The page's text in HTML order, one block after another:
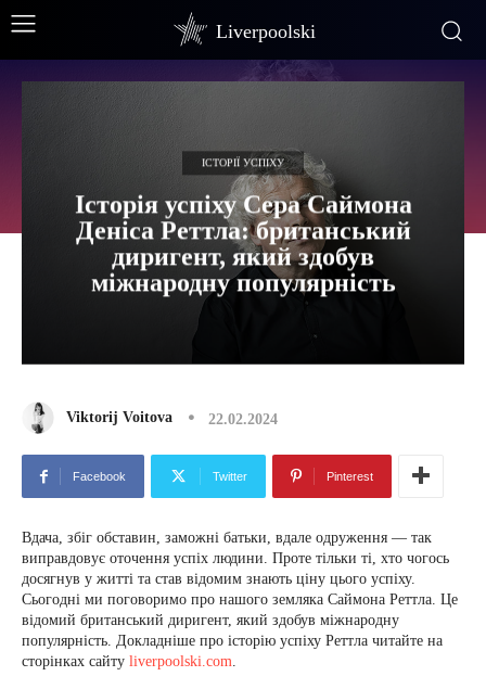
Liverpoolski
ІСТОРІЇ УСПІХУ
Історія успіху Сера Саймона
Деніса Реттла: британський
диригент, який здобув
міжнародну популярність
Viktorij Voitova 22.02.2024
Facebook Twitter Pinterest
Вдача, збіг обставин, заможні батьки, вдале одруження — так
виправдовує оточення успіх людини. Проте тільки ті, хто чогось
досягнув у житті та став відомим знають ціну цього успіху.
Сьогодні ми поговоримо про нашого земляка Саймона Реттла. Це
відомий британський диригент, який здобув міжнародну
популярність. Докладніше про історію успіху Реттла читайте на
сторінках сайту liverpoolski.com.